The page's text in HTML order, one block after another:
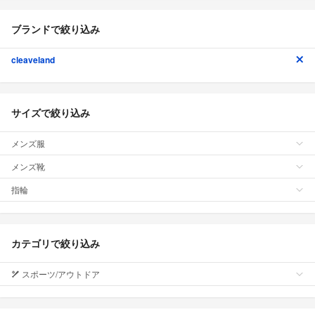
ブランドで絞り込み
cleaveland
サイズで絞り込み
メンズ服
メンズ靴
指輪
カテゴリで絞り込み
スポーツ/アウトドア